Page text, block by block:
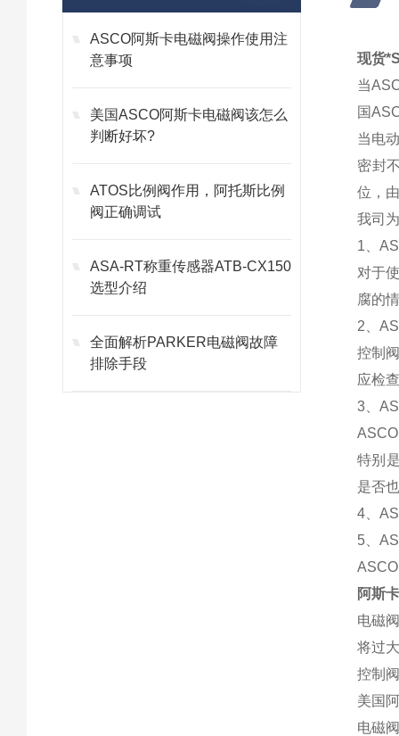
ASCO阿斯卡电磁阀操作使用注
意事项
美国ASCO阿斯卡电磁阀该怎么
判断好坏?
ATOS比例阀作用，阿托斯比例
阀正确调试
ASA-RT称重传感器ATB-CX150
选型介绍
全面解析PARKER电磁阀故障
排除手段
现货
当
国
当电
密封
位，
我司
1、
对于
腐的
2、
控制
应检
3、
特别
是否
4、
5、
阿斯
电磁
将过
控制
美国
电磁